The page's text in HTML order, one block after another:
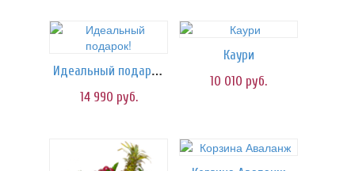
Идеальный подарок!
14 990 руб.
Каури
10 010 руб.